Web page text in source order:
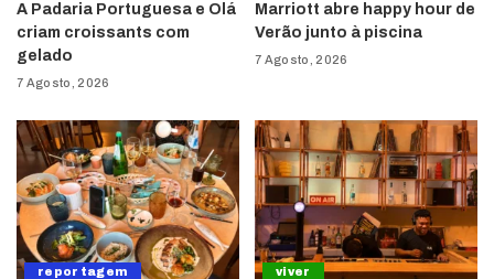
A Padaria Portuguesa e Olá
criam croissants com
gelado
7 Agosto, 2026
Marriott abre happy hour de
Verão junto à piscina
7 Agosto, 2026
reportagem viver